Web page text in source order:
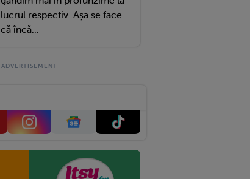
lucrul respectiv. Așa se face
că încă...